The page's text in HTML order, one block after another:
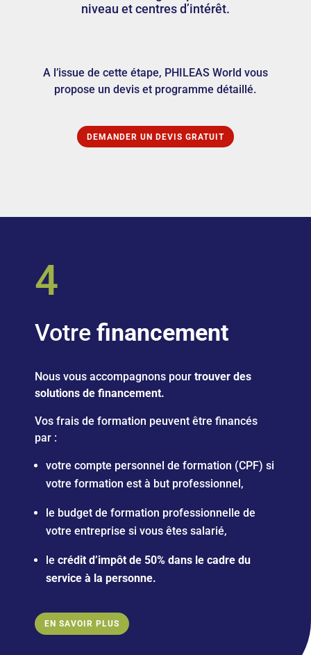
niveau et centres d’intérêt.
A l’issue de cette étape, PHILEAS World vous
propose un devis et programme détaillé.
DEMANDER UN DEVIS GRATUIT
4
Votre financement
Nous vous accompagnons pour trouver des
solutions de financement.
Vos frais de formation peuvent être financés
par :
votre compte personnel de formation (CPF) si
votre formation est à but professionnel,
le budget de formation professionnelle de
votre entreprise si vous êtes salarié,
le crédit d’impôt de 50% dans le cadre du
service à la personne.
EN SAVOIR PLUS